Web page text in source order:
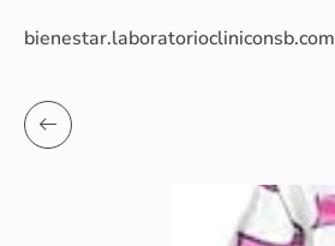
bienestar.laboratoriocliniconsb.com